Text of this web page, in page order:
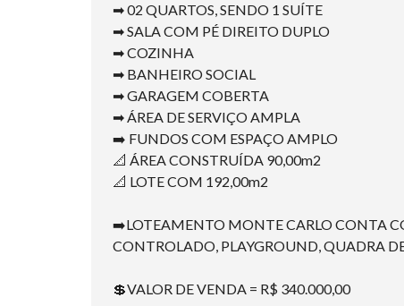
➡ 02 QUARTOS, SENDO 1 SUÍTE
➡ SALA COM PÉ DIREITO DUPLO
➡ COZINHA
➡ BANHEIRO SOCIAL
➡ GARAGEM COBERTA
➡ ÁREA DE SERVIÇO AMPLA
➡️ FUNDOS COM ESPAÇO AMPLO
📐 ÁREA CONSTRUÍDA 90,00m2
📐 LOTE COM 192,00m2
➡️LOTEAMENTO MONTE CARLO CONTA
CONTROLADO, PLAYGROUND, QUADRA
💲VALOR DE VENDA = R$ 340.000,00